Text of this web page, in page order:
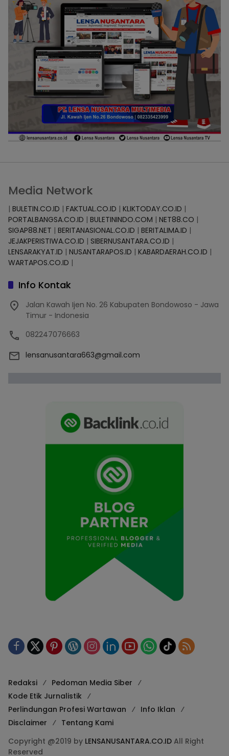
Media Network
| BULETIN.CO.ID | FAKTUAL.CO.ID | KLIKTODAY.CO.ID |
PORTALBANGSA.CO.ID | BULETININDO.COM | NET88.CO |
SIGAP88.NET | BERITANASIONAL.CO.ID | BERITALIMA.ID |
JEJAKPERISTIWA.CO.ID | SIBERNUSANTARA.CO.ID |
LENSARAKYAT.ID | NUSANTARAPOS.ID | KABARDAERAH.CO.ID |
WARTAPOS.CO.ID |
Info Kontak
Jalan Kawah Ijen No. 26 Kabupaten Bondowoso - Jawa
Timur - Indonesia
082247076663
lensanusantara663@gmail.com